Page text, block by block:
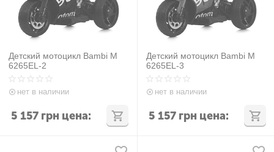
Детский мотоцикл Bambi M
6265EL-2
нет в наличии
5 157 грн цена:
Детский мотоцикл Bambi M
6265EL-3
нет в наличии
5 157 грн цена: